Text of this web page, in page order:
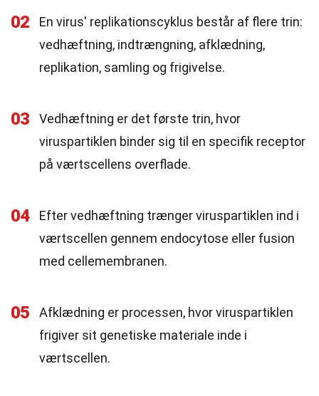
02
En virus' replikationscyklus består af flere trin:
vedhæftning, indtrængning, afklædning,
replikation, samling og frigivelse.
03
Vedhæftning er det første trin, hvor
viruspartiklen binder sig til en specifik receptor
på værtscellens overflade.
04
Efter vedhæftning trænger viruspartiklen ind i
værtscellen gennem endocytose eller fusion
med cellemembranen.
05
Afklædning er processen, hvor viruspartiklen
frigiver sit genetiske materiale inde i
værtscellen.